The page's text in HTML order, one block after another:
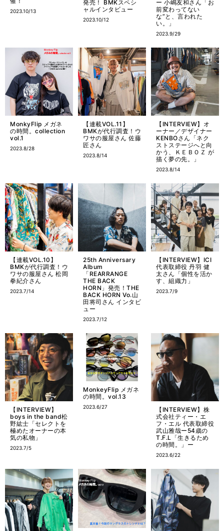
2023.10/13
発売！ BMKスペシ
ャルインタビュー
2023.10/12
ー 小嶋友和さん「お
前変わってない
な”と、言われた
い。」
2023.9/29
MonkyFlip メガネ
の時間。collection
vol.1
2023.8/28
【連載VOL.11】
BMKが代行調査！ウ
ワサの服屋さん 佐藤
匠さん
2023.8/14
【INTERVIEW】オ
ーナー／デザイナー
KENBOさん「ネク
ストステージへと向
かう、ＫＥＢＯＺ が
描く夢の先。」
2023.8/14
【連載VOL.10】
BMKが代行調査！ウ
ワサの服屋さん 松岡
拳紀介さん
2023.7/14
25th Anniversary
Album
「REARRANGE
THE BACK
HORN」発売！THE
BACK HORN Vo.山
田将司さん インタビ
ュー
2023.7/12
【INTERVIEW】ICI
代表取締役 丹羽 健
太さん「個性を活か
す、組織力」
2023.7/9
【INTERVIEW】
boys in the band松
野紘士「セレクトを
極めたオーナーの本
気の私物」
2023.7/5
MonkeyFlip メガネ
の時間。vol.13
2023.6/27
【INTERVIEW】株
式会社ティー・エ
フ・エル 代表取締役
武山雅哉ー54歳の
T.F.L「生きるため
の時間。」ー
2023.6/22